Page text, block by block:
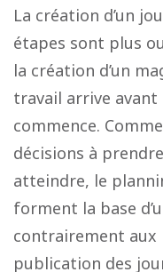
La création d’un
étapes sont plus
la création d’un
travail arrive avant
commence.
décisions à
atteindre, le
forment la base
contrairement aux
publication des